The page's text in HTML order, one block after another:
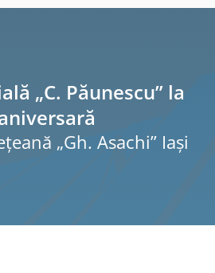
„C. Păunescu” la
„Gh. Asachi” Iaşi